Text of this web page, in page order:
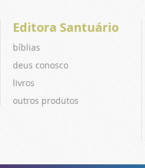
Editora Santuário
bíblias
deus conosco
livros
outros produtos